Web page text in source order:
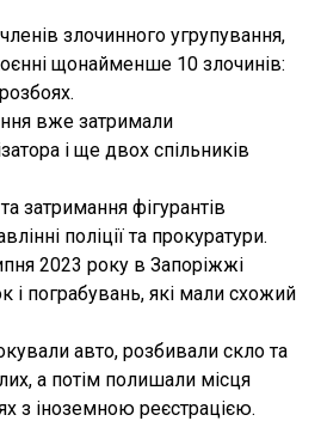
злочинного угрупування,
щонайменше 10 злочинів:
вже затримали
і ще двох спільників
затримання фігурантів
поліції та прокуратури.
2023 року в Запоріжжі
і пограбувань, які мали схожий
авто, розбивали скло та
а потім полишали місця
з іноземною реєстрацією.